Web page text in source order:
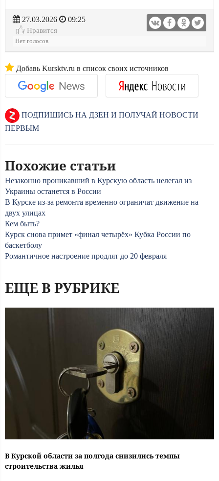
27.03.2026
09:25
Нравится
Нет голосов
Добавь Kursktv.ru в список своих источников
ПОДПИШИСЬ НА ДЗЕН И ПОЛУЧАЙ НОВОСТИ
ПЕРВЫМ
Похожие статьи
Незаконно проникавший в Курскую область нелегал из
Украины останется в России
В Курске из-за ремонта временно ограничат движение на
двух улицах
Кем быть?
Курск снова примет «финал четырёх» Кубка России по
баскетболу
Романтичное настроение продлят до 20 февраля
ЕЩЕ В РУБРИКЕ
В Курской области за полгода снизились темпы
строительства жилья